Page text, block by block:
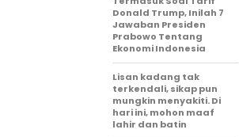
Donald Trump, Inilah 7
Jawaban Presiden
Prabowo Tentang
Ekonomi Indonesia
Lisan kadang tak
terkendali, sikap pun
mungkin menyakiti. Di
hari ini, mohon maaf
lahir dan batin